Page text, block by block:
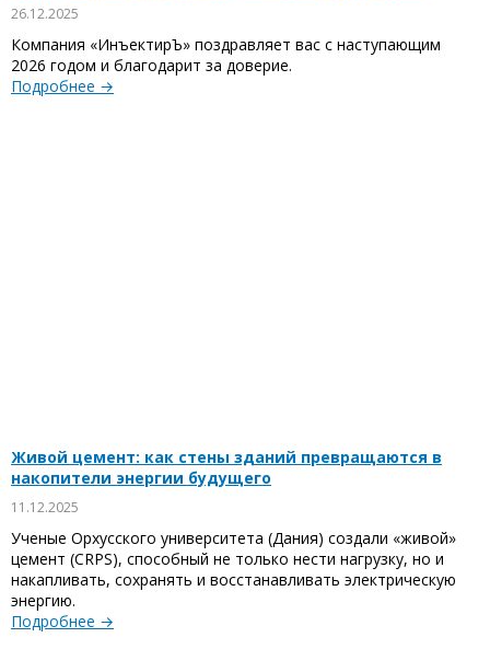
26.12.2025
Компания «ИнъектирЪ» поздравляет вас с наступающим
2026 годом и благодарит за доверие.
Подробнее →
Живой цемент: как стены зданий превращаются в
накопители энергии будущего
11.12.2025
Ученые Орхусского университета (Дания) создали «живой»
цемент (CRPS), способный не только нести нагрузку, но и
накапливать, сохранять и восстанавливать электрическую
энергию.
Подробнее →